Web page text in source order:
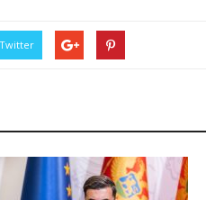
Twitter